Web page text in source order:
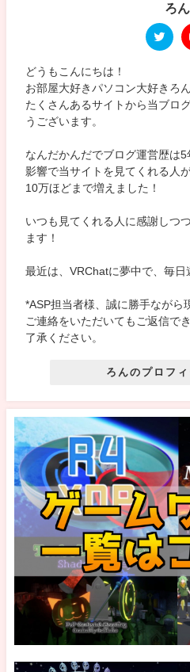
ろん
どうもこんにちは！
お部屋大好きパソコン大好きろ
たくさんあるサイトから当ブロ
うございます。
なんだかんだでブログ運営歴は
影響で当サイトを見てくれる人
10万ほどまで増えました！
いつも見てくれる人に感謝しつ
ます！
最近は、VRChatに夢中で、毎日
*ASP担当者様、誠に勝手ながら
ご連絡をいただいてもご返信で
了承ください。
ろんのプロフ